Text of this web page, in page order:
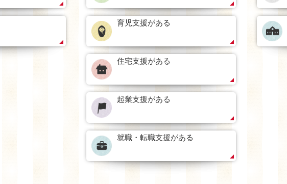
育児支援がある
住宅支援がある
起業支援がある
就職・転職支援がある